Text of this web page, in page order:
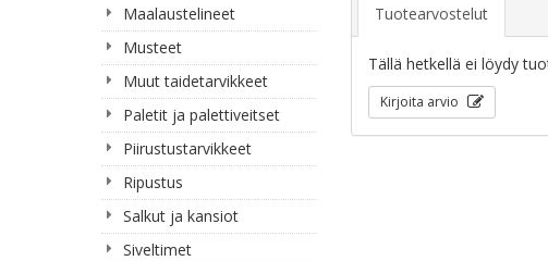
Maalaustelineet
Musteet
Muut taidetarvikkeet
Paletit ja palettiveitset
Piirustustarvikkeet
Ripustus
Salkut ja kansiot
Siveltimet
Tuotearvostelut
Tällä hetkellä ei löydy
Kirjoita arvio